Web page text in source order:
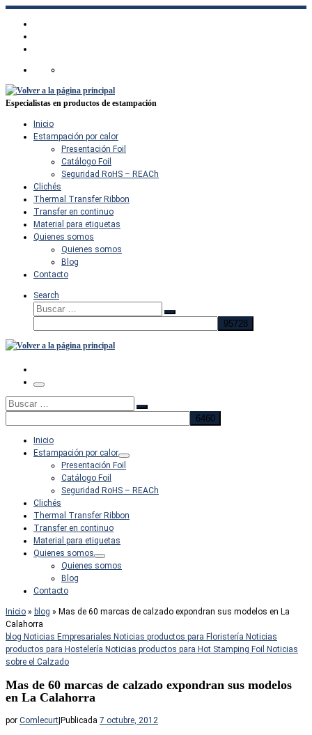
Saltar
contenido
Especialistas en productos de estampación
Inicio
Estampación por calor
Presentación Foil
Catálogo Foil
Seguridad RoHS – REACh
Clichés
Thermal Transfer Ribbon
Transfer en continuo
Material para etiquetas
Quienes somos
Quienes somos
Blog
Contacto
Search
Buscar
Buscar
Menú
Buscar
Buscar
Inicio
Estampación por calor
Presentación Foil
Catálogo Foil
Seguridad RoHS – REACh
Clichés
Thermal Transfer Ribbon
Transfer en continuo
Material para etiquetas
Quienes somos
Quienes somos
Blog
Contacto
Inicio » blog » Mas de 60 marcas de calzado expondran sus modelos en La
Calahorra
blog Noticias Empresariales Noticias productos para Floristería Noticias
productos para Hostelería Noticias productos para Hot Stamping Foil
Noticias
sobre el Calzado
Mas de 60 marcas de calzado expondran sus modelos
en La Calahorra
por Comlecurt|Publicada 7 octubre, 2012